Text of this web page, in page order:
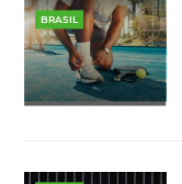
BRASIL